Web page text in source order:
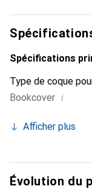
marque Noreve
exigeante.
Spécifications
Type de coque
Bookcover i
Afficher plus
Évolution du